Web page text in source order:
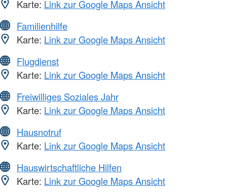
Karte: Link zur Google Maps Ansicht
Familienhilfe
Karte: Link zur Google Maps Ansicht
Flugdienst
Karte: Link zur Google Maps Ansicht
Freiwilliges Soziales Jahr
Karte: Link zur Google Maps Ansicht
Hausnotruf
Karte: Link zur Google Maps Ansicht
Hauswirtschaftliche Hilfen
Karte: Link zur Google Maps Ansicht